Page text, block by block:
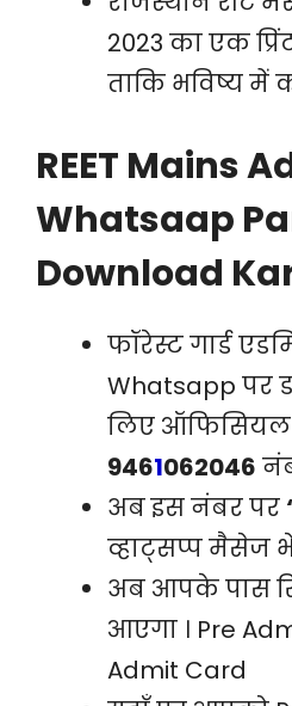
2023 का एक
ताकि भविष्य में
REET Mains
Whatsaap
Download
फॉरेस्ट गार्ड
Whatsapp पर
लिए
9461062046
अब इस नंबर पर
व्हाट्सप्प मैसेज
अब आपके पास
आएगा । Pre
Admit Card